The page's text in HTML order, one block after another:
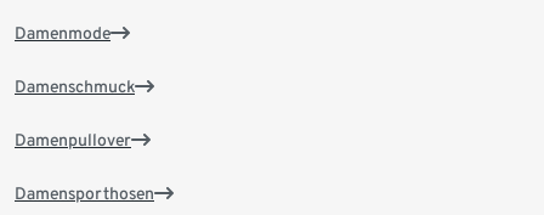
Damenmode
Damenschmuck
Damenpullover
Damensporthosen